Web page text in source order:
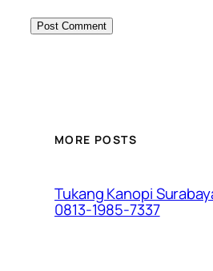
MORE POSTS
Tukang Kanopi
0813-1985-7337